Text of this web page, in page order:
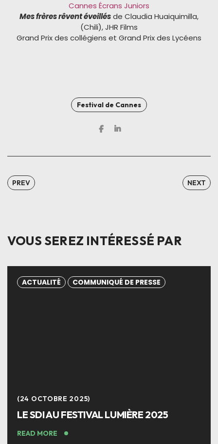
Cannes Écrans Juniors
Mes frères rêvent éveillésde Claudia Huaiquimilla,
(Chili), JHR Films
Grand Prix des collégiens et Grand Prix des Lycéens
Festival de Cannes
PREV NEXT
VOUS SEREZ INTÉRESSÉ PAR
ACTUALITÉ COMMUNIQUÉ DE PRESSE
24 OCTOBRE 2025
LE SDI AU FESTIVAL LUMIÈRE 2025
READ MORE